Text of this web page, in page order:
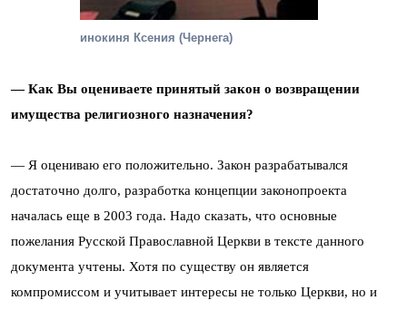
инокиня Ксения (Чернега)
— Как Вы оцениваете принятый закон о возвращении
имущества религиозного назначения?
— Я оцениваю его положительно. Закон разрабатывался
достаточно долго, разработка концепции законопроекта
началась еще в 2003 года. Надо сказать, что основные
пожелания Русской Православной Церкви в тексте данного
документа учтены. Хотя по существу он является
компромиссом и учитывает интересы не только Церкви, но и